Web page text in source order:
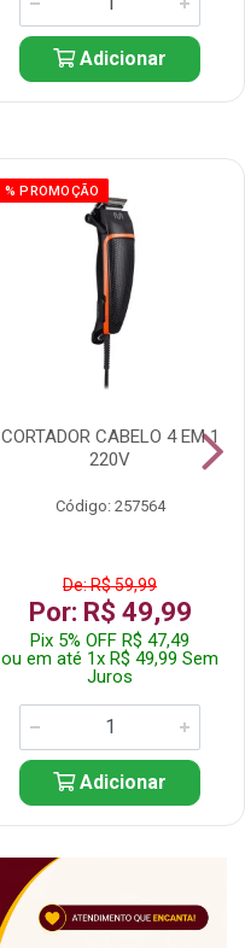
Adicionar
% PROMOÇÃO
CORTADOR CABELO 4 EM 1
220V
Código: 257564
De: R$ 59,99
Por: R$ 49,99
Pix 5% OFF R$ 47,49
ou em até 1x R$ 49,99 Sem
Juros
Adicionar